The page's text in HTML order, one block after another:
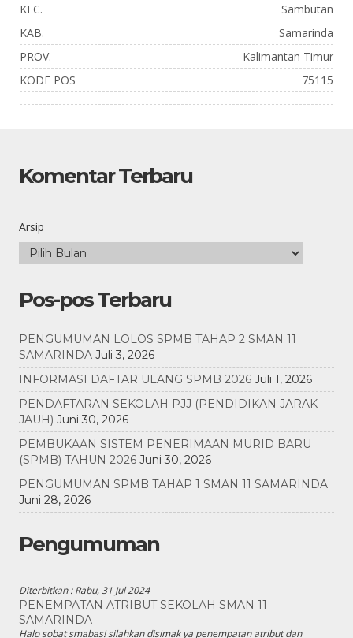
KEC.
Sambutan
KAB.
Samarinda
PROV.
Kalimantan Timur
KODE POS
75115
Komentar Terbaru
Arsip
Pos-pos Terbaru
PENGUMUMAN LOLOS SPMB TAHAP 2 SMAN 11
SAMARINDA Juli 3, 2026
INFORMASI DAFTAR ULANG SPMB 2026 Juli 1, 2026
PENDAFTARAN SEKOLAH PJJ (PENDIDIKAN JARAK
JAUH) Juni 30, 2026
PEMBUKAAN SISTEM PENERIMAAN MURID BARU
(SPMB) TAHUN 2026 Juni 30, 2026
PENGUMUMAN SPMB TAHAP 1 SMAN 11 SAMARINDA
Juni 28, 2026
Pengumuman
Diterbitkan :Rabu, 31 Jul 2024
PENEMPATAN ATRIBUT SEKOLAH SMAN 11
SAMARINDA
Halo sobat smabas! silahkan disimak ya penempatan atribut dan